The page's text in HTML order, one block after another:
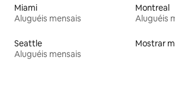
Miami
Aluguéis mensais
Montreal
Aluguéis
Seattle
Aluguéis mensais
Mostrar